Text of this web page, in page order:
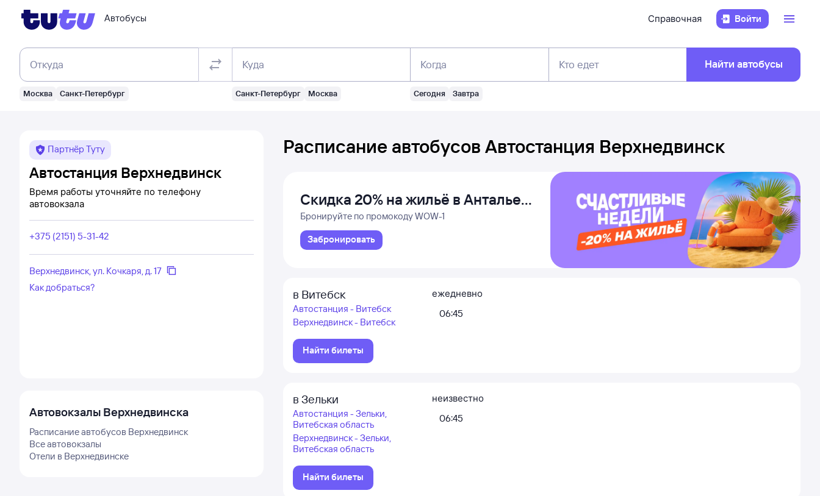
Автобусы Справочная Войти
Откуда
Москва Санкт-Петербург
Куда
Санкт-Петербург Москва
Когда
Сегодня Завтра
Кто едет Найти автобусы
Партнёр Туту
Автостанция Верхнедвинск
Время работы уточняйте по телефону
автовокзала
+375 (2151) 5-31-42
Верхнедвинск, ул. Кочкаря, д. 17
Как добраться?
Расписание автобусов Автостанция Верхнедвинск
Скидка 20% на жильё в Анталье
и Даламане
Бронируйте по промокоду WOW-1
Забронировать
в Витебск
Автостанция - Витебск
Верхнедвинск - Витебск
Найти билеты
ежедневно
06:45
в Зельки
Автостанция - Зельки,
Витебская область
Верхнедвинск - Зельки,
Витебская область
Найти билеты
неизвестно
06:45
Автовокзалы Верхнедвинска
Расписание автобусов Верхнедвинск
Все автовокзалы
Отели в Верхнедвинске